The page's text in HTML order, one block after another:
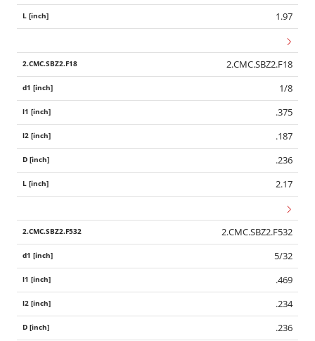
1.97
2.CMC.SBZ2.F18
1/8
.375
.187
.236
2.17
2.CMC.SBZ2.F532
5/32
.469
.234
.236